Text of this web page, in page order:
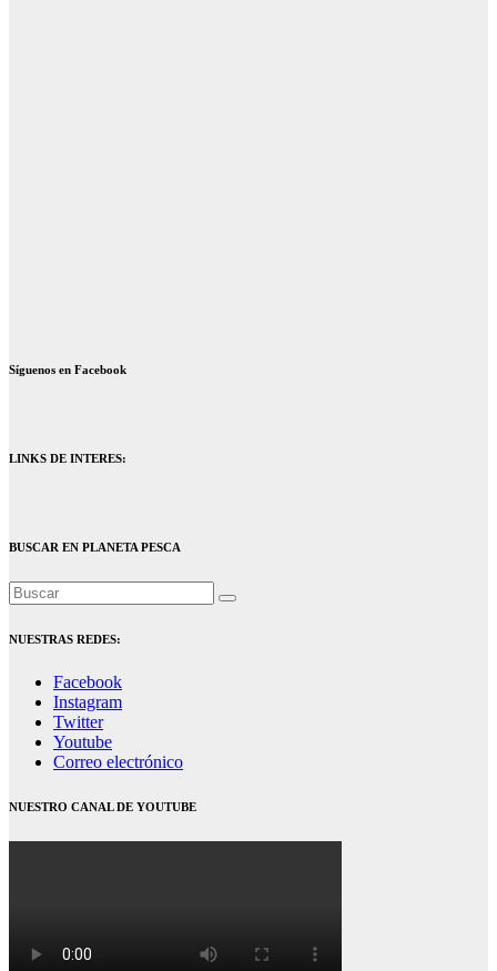
Síguenos en Facebook
LINKS DE INTERES:
BUSCAR EN PLANETA PESCA
NUESTRAS REDES:
Facebook
Instagram
Twitter
Youtube
Correo electrónico
NUESTRO CANAL DE YOUTUBE